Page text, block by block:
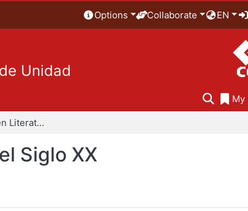
Options Collaborate EN
Unidad
My
Especialización en Literatura Mexicana del Siglo XX
Siglo XX